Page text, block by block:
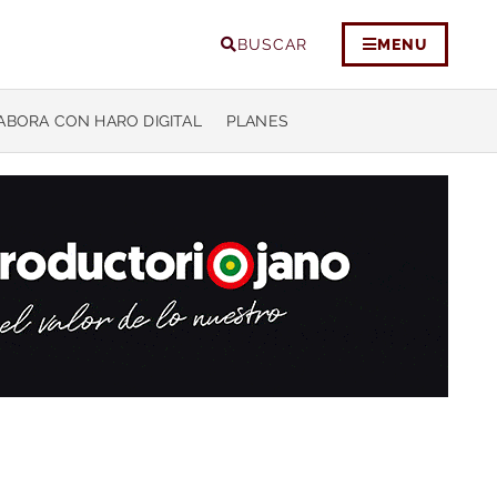
BUSCAR MENU
CON HARO DIGITAL PLANES